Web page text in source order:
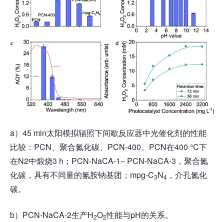
a）45 min太阳模拟辐照下间歇反应器中光催化剂的性能
比较：PCN、聚合氮化碳、PCN-400、PCN在400 °C下
在N2中煅烧3 h；PCN-NaCA-1− PCN-NaCA-3，聚合氮
化碳，具有不同量的氰胺钠基团；mpg-C3N4 ，介孔氮化
碳。
b）PCN-NaCA-2生产H2O2性能与pH的关系。